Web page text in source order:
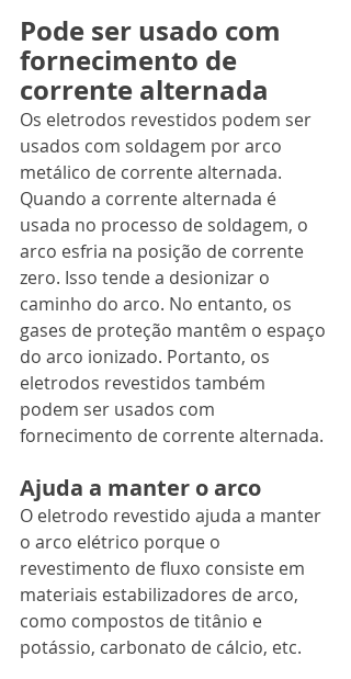
Pode ser usado com
fornecimento de
corrente alternada
Os eletrodos revestidos podem ser
usados com soldagem por arco
metálico de corrente alternada.
Quando a corrente alternada é
usada no processo de soldagem, o
arco esfria na posição de corrente
zero. Isso tende a desionizar o
caminho do arco. No entanto, os
gases de proteção mantêm o espaço
do arco ionizado. Portanto, os
eletrodos revestidos também
podem ser usados com
fornecimento de corrente alternada.
Ajuda a manter o arco
O eletrodo revestido ajuda a manter
o arco elétrico porque o
revestimento de fluxo consiste em
materiais estabilizadores de arco,
como compostos de titânio e
potássio, carbonato de cálcio, etc.